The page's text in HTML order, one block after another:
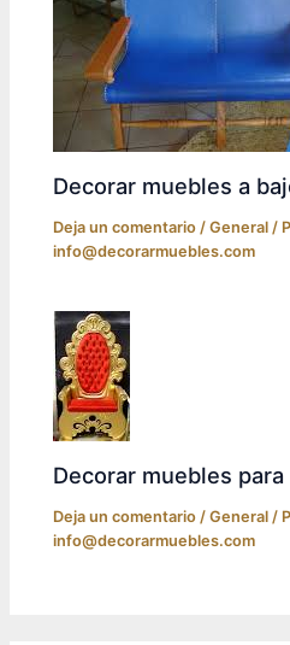
Decorar muebles a
Deja un comentario /General /
info@decorarmuebles.com
Decorar muebles
Deja un comentario /General /
info@decorarmuebles.com